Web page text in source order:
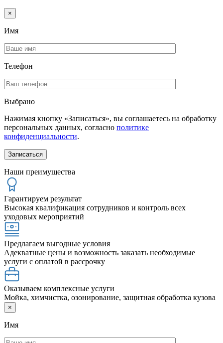
×
Имя
Телефон
Выбрано
Нажимая кнопку «Записаться», вы соглашаетесь на обработку
персональных данных, согласно политике
конфиденциальности.
Наши преимущества
Гарантируем результат
Высокая квалификация сотрудников и контроль всех
уходовых мероприятий
Предлагаем выгодные условия
Адекватные цены и возможность заказать необходимые
услуги с оплатой в рассрочку
Оказываем комплексные услуги
Мойка, химчистка, озонирование, защитная обработка кузова
×
Имя